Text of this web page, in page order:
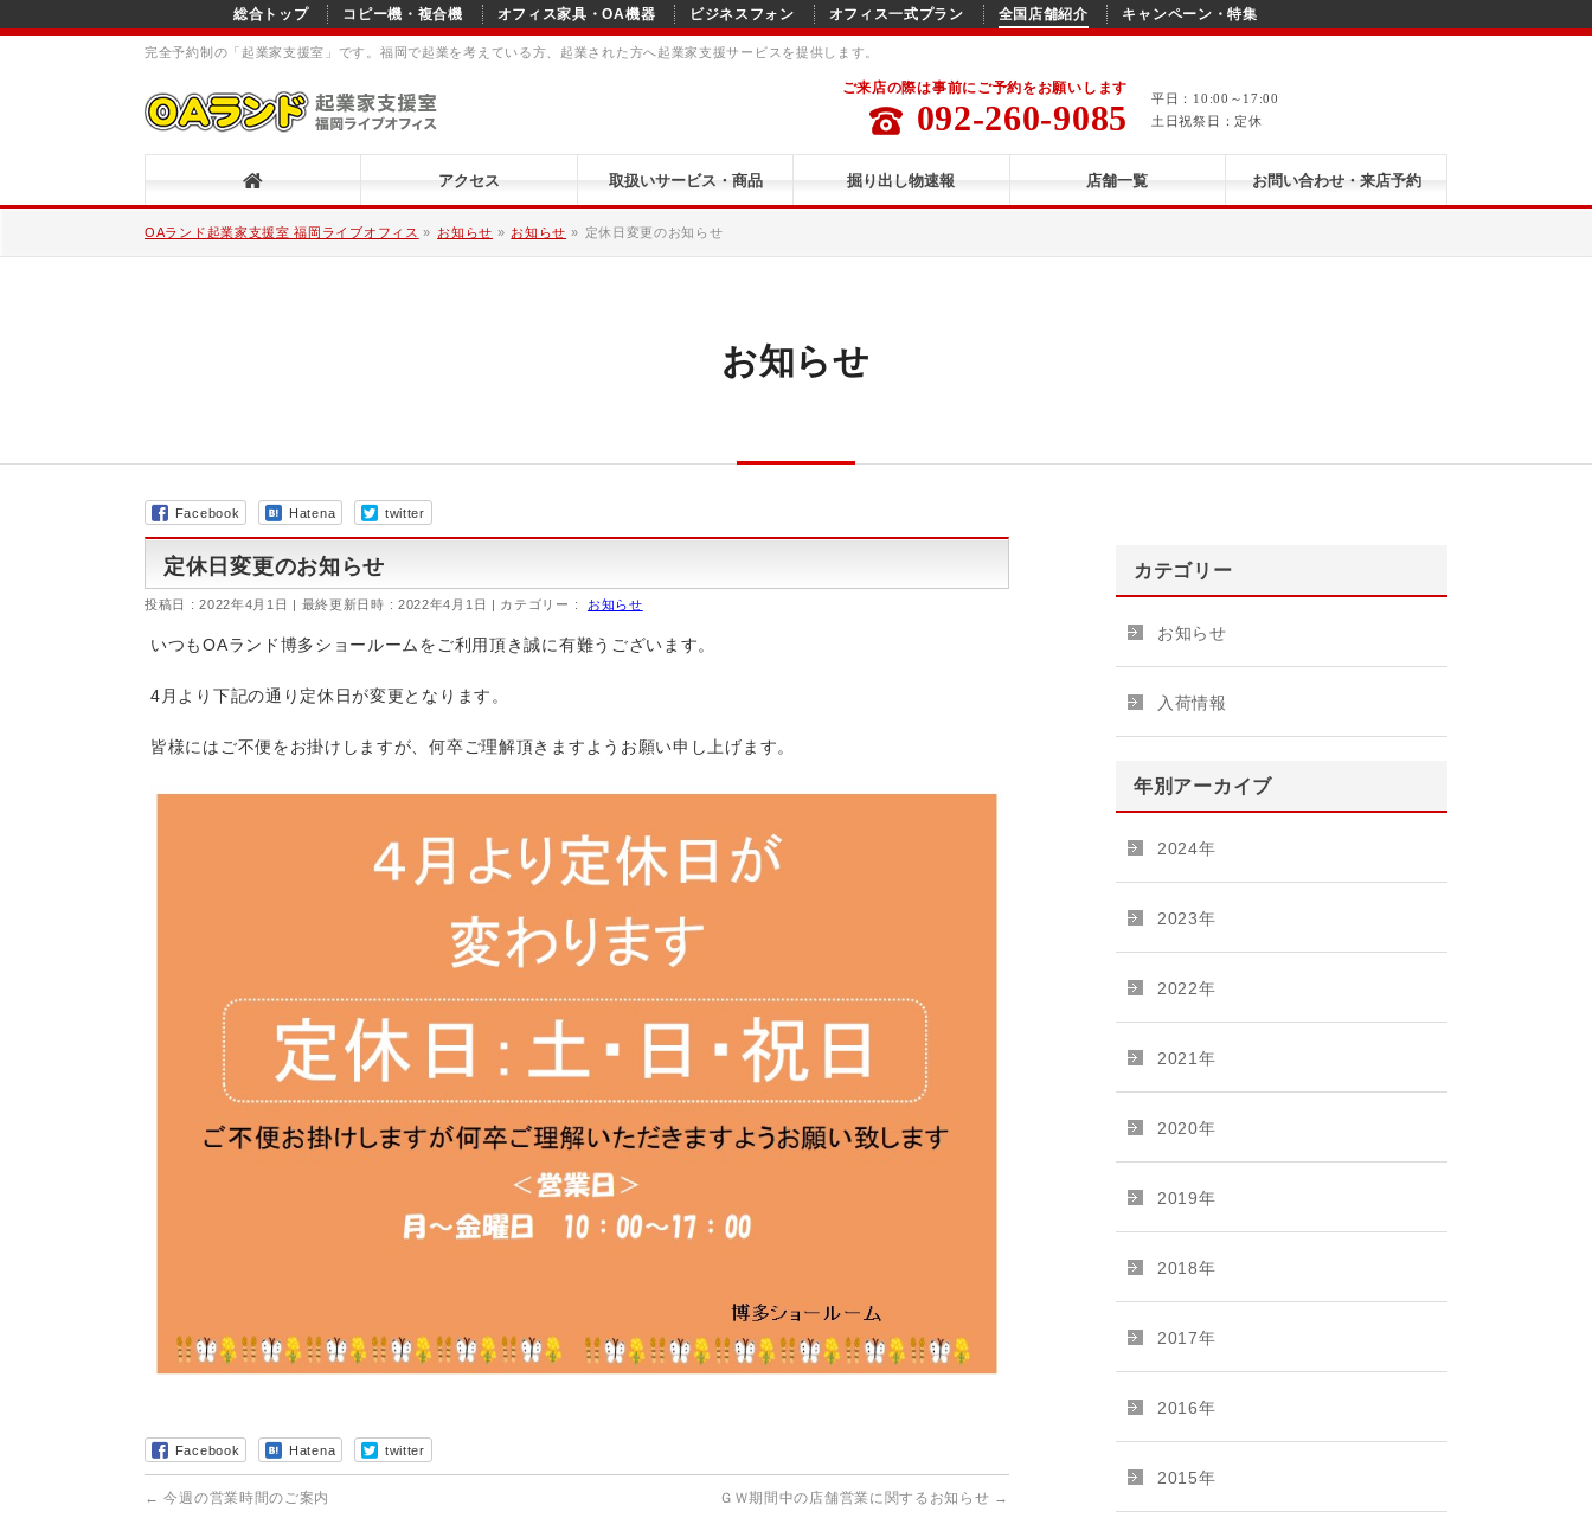
総合トップ コピー機・複合機 オフィス家具・OA機器 ビジネスフォン オフィス一式プラン 全国店舗紹介 キャンペーン・特集
完全予約制の「起業家支援室」です。福岡で起業を考えている方、起業された方へ起業家支援サービスを提供します。
ご来店の際は事前にご予約をお願いします
092-260-9085
平日：10:00～17:00
土日祝祭日：定休
アクセス 取扱いサービス・商品 掘り出し物速報 店舗一覧 お問い合わせ・来店予約
OAランド起業家支援室 福岡ライブオフィス » お知らせ » お知らせ » 定休日変更のお知らせ
お知らせ
Facebook Hatena twitter
定休日変更のお知らせ
投稿日 : 2022年4月1日 最終更新日時 : 2022年4月1日 カテゴリー : お知らせ
いつもOAランド博多ショールームをご利用頂き誠に有難うございます。
4月より下記の通り定休日が変更となります。
皆様にはご不便をお掛けしますが、何卒ご理解頂きますようお願い申し上げます。
Facebook Hatena twitter
← 今週の営業時間のご案内 ＧＷ期間中の店舗営業に関するお知らせ →
カテゴリー
お知らせ
入荷情報
年別アーカイブ
2024年
2023年
2022年
2021年
2020年
2019年
2018年
2017年
2016年
2015年